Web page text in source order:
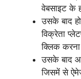
वेबसाइट के
उसके बाद
विक्रेता
क्लिक करना
उसके बाद
जिसमें से